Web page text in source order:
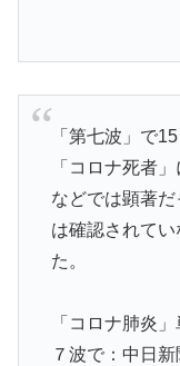
「第七波」で
「コロナ死者
などでは顕著
は確認されて
た。
「コロナ肺炎
７波で：中日